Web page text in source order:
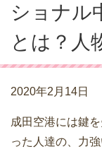
ショナル
とは？人
2020年2月14日
成田空港には鍵
った人達の、力